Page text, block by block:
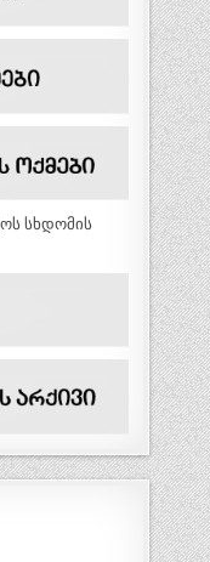
სხდომის